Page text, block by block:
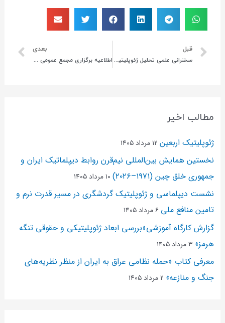
قبل
سخنرانی علمی تحلیل ژئوپلیتیکی پیدایش و رشد داعش و استراتژی مقابله با آن
بعدی
اطلاعیه برگزاری مجمع عمومی انجمن ژئوپلیتیک ایران
مطالب اخیر
ژئوپلیتیک اربعین ۱۲ مرداد ۱۴۰۵
نخستین همایش بین‌المللی نیم‌قرن روابط دیپلماتیک ایران و
جمهوری خلق چین (۱۹۷۱–۲۰۲۶)
۱۰ مرداد ۱۴۰۵
نشست دیپلماسی و ژئو‌پلیتیک گردشگری در مسیر قدرت نرم و
تامین منافع ملی ۶ مرداد ۱۴۰۵
گزارش کارگاه آموزشی«بررسی ابعاد ژئوپلیتیکی و حقوقی تنگه
هرمز» ۳ مرداد ۱۴۰۵
معرفی کتاب «حمله نظامی عراق به ایران از منظر نظریه‌های
جنگ و منازعه» ۲ مرداد ۱۴۰۵